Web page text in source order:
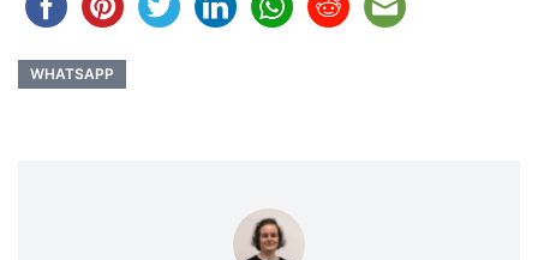
WHATSAPP